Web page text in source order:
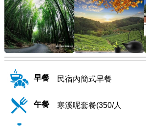
早餐 民宿內簡式早餐
午餐 寒溪呢套餐(350/人